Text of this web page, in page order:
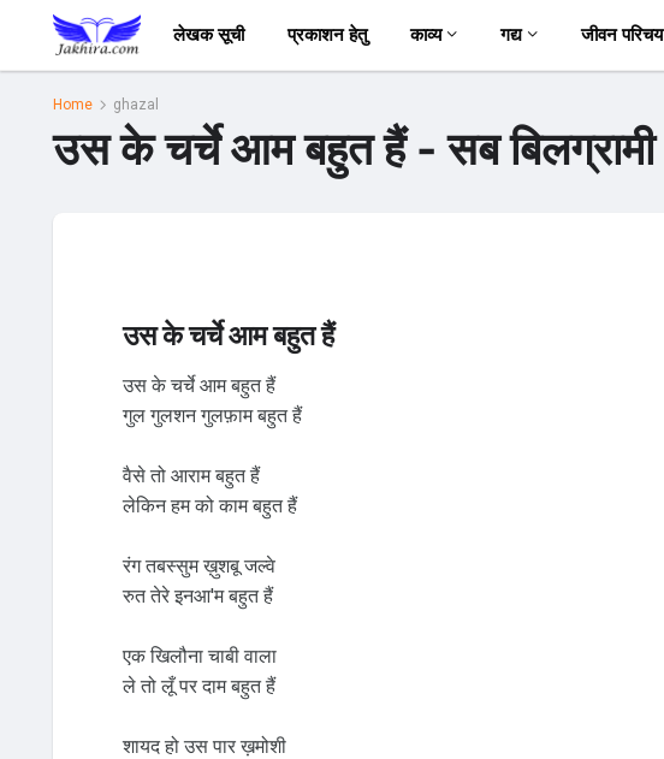
लेखक सूची प्रकाशन हेतु काव्य गद्य जीवन परिचय
Home ghazal
उस के चर्चे आम बहुत हैं - सब बिलग्रामी
उस के चर्चे आम बहुत हैं
उस के चर्चे आम बहुत हैं
गुल गुलशन गुलफ़ाम बहुत हैं
वैसे तो आराम बहुत हैं
लेकिन हम को काम बहुत हैं
रंग तबस्सुम ख़ुशबू जल्वे
रुत तेरे इनआ'म बहुत हैं
एक खिलौना चाबी वाला
ले तो लूँ पर दाम बहुत हैं
शायद हो उस पार ख़मोशी